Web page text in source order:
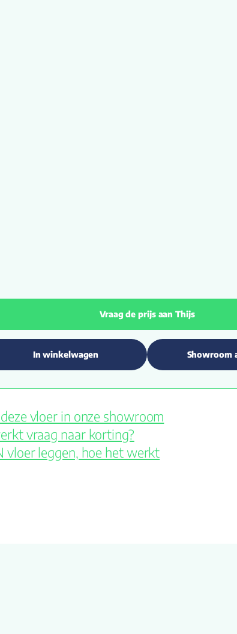
Vraag de prijs aan Thijs
In winkelwagen Showroom
vloer in onze showroom
vraag naar korting?
vloer leggen, hoe het werkt